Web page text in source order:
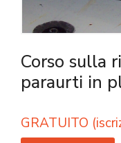
Corso sulla
paraurti in
GRATUITO